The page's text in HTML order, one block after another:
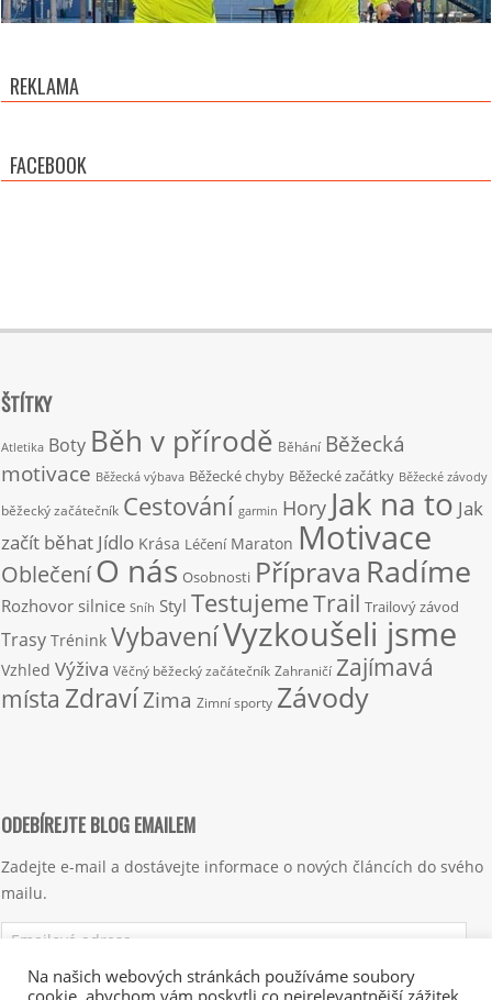
REKLAMA
FACEBOOK
ŠTÍTKY
Atletika Boty Běh v přírodě Běhání Běžecká
motivace Běžecká výbava Běžecké chyby Běžecké začátky Běžecké závody
běžecký začátečník Cestování garmin Hory Jak na to Jak
začít běhat Jídlo Krása Léčení Maraton Motivace
OblečeníO nás Osobnosti Příprava Radíme
Rozhovor silnice Sníh Styl TestujemeTrail Trailový závod
Trasy Trénink VybaveníVyzkoušeli jsme
Vzhled Výživa Věčný běžecký začátečník Zahraničí Zajímavá
místa ZdravíZima Zimní sporty Závody
ODEBÍREJTE BLOG EMAILEM
Zadejte e-mail a dostávejte informace o nových článcích do svého
mailu.
Emailová
Na našich webových stránkách používáme soubory
cookie, abychom vám poskytli co nejrelevantnější zážitek